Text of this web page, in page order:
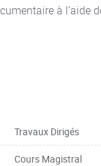
à l’aide
Travaux Dirigés
Cours Magistral